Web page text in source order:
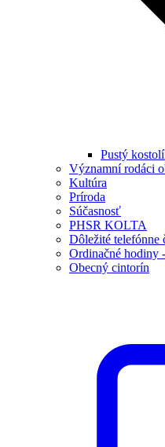
Pustý
Významní rodáci
Kultúra
Príroda
Súčasnosť
PHSR KOLTA
Dôležité telefónne
Ordinačné hodiny
Obecný cintorín